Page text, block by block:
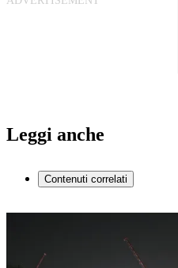
Leggi anche
Contenuti correlati